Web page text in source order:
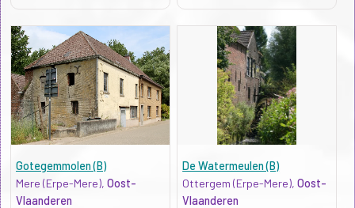
Gotegemmolen (B)
Mere (Erpe-Mere), Oost-
Vlaanderen
De Watermeulen (B)
Ottergem (Erpe-Mere),Oost-
Vlaanderen